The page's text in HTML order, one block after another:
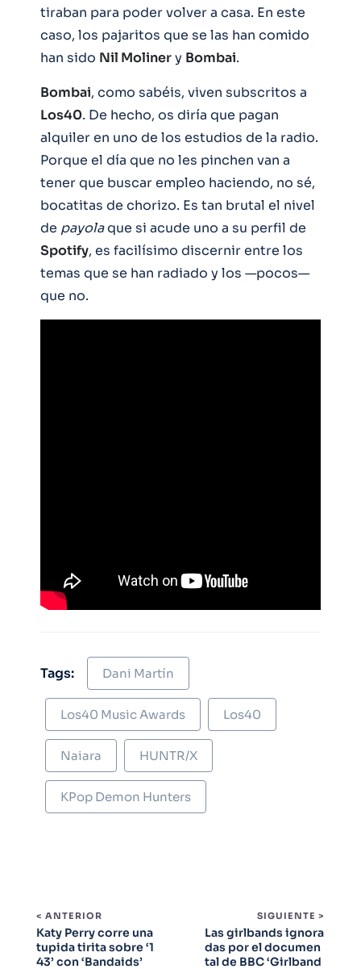
tiraban para poder volver a casa. En este
caso, los pajaritos que se las han comido
han sido Nil Molinery Bombai.
Bombai, como sabéis, viven subscritos a
Los40. De hecho, os diría que pagan
alquiler en uno de los estudios de la radio.
Porque el día que no les pinchen van a
tener que buscar empleo haciendo, no sé,
bocatitas de chorizo. Es tan brutal el nivel
de payolaque si acude uno a su perfil de
Spotify, es facilísimo discernir entre los
temas que se han radiado y los —pocos—
que no.
Tags: Dani Martín
Los40 Music Awards Los40
Naiara HUNTR/X
KPop Demon Hunters
< ANTERIOR
Katy Perry corre una
tupida tirita sobre ‘1
43’ con ‘Bandaids’
SIGUIENTE >
Las girlbands ignora
das por el documen
tal de BBC ‘Girlband